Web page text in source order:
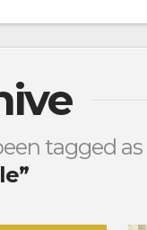
tagged as